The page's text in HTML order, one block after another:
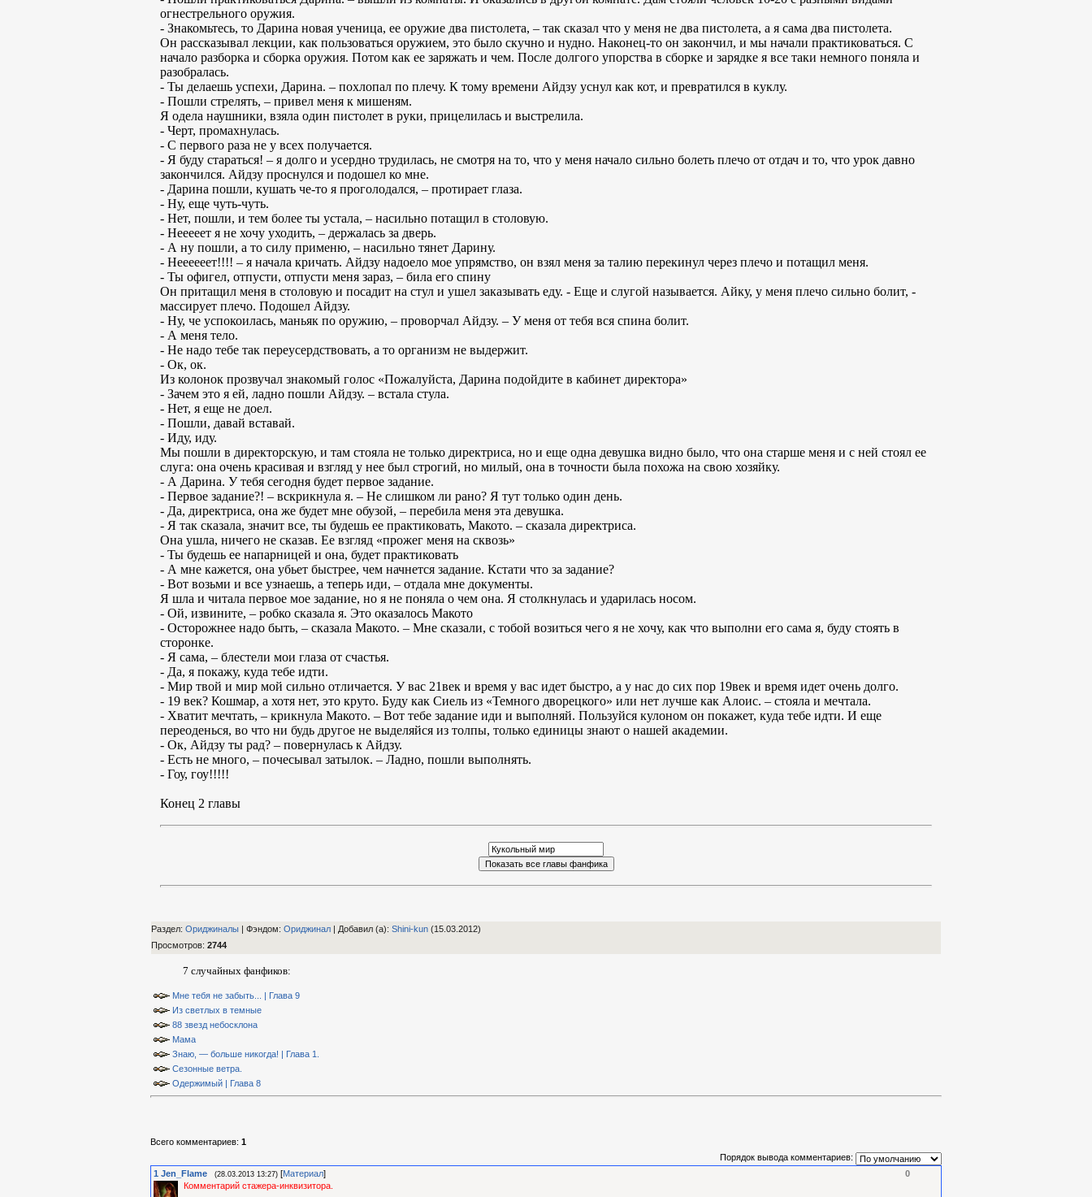
огнестрельного оружия.
- Знакомьтесь, то Дарина новая ученица, ее оружие два пистолета, – так сказал что у меня не два пистолета, а я сама два пистолета.
Он рассказывал лекции, как пользоваться оружием, это было скучно и нудно. Наконец-то он закончил, и мы начали практиковаться. С
начало разборка и сборка оружия. Потом как ее заряжать и чем. После долгого упорства в сборке и зарядке я все таки немного поняла и
разобралась.
- Ты делаешь успехи, Дарина. – похлопал по плечу. К тому времени Айдзу уснул как кот, и превратился в куклу.
- Пошли стрелять, – привел меня к мишеням.
Я одела наушники, взяла один пистолет в руки, прицелилась и выстрелила.
- Черт, промахнулась.
- С первого раза не у всех получается.
- Я буду стараться! – я долго и усердно трудилась, не смотря на то, что у меня начало сильно болеть плечо от отдач и то, что урок давно
закончился. Айдзу проснулся и подошел ко мне.
- Дарина пошли, кушать че-то я проголодался, – протирает глаза.
- Ну, еще чуть-чуть.
- Нет, пошли, и тем более ты устала, – насильно потащил в столовую.
- Нееееет я не хочу уходить, – держалась за дверь.
- А ну пошли, а то силу применю, – насильно тянет Дарину.
- Неееееет!!!! – я начала кричать. Айдзу надоело мое упрямство, он взял меня за талию перекинул через плечо и потащил меня.
- Ты офигел, отпусти, отпусти меня зараз, – била его спину
Он притащил меня в столовую и посадит на стул и ушел заказывать еду. - Еще и слугой называется. Айку, у меня плечо сильно болит, -
массирует плечо. Подошел Айдзу.
- Ну, че успокоилась, маньяк по оружию, – проворчал Айдзу. – У меня от тебя вся спина болит.
- А меня тело.
- Не надо тебе так переусердствовать, а то организм не выдержит.
- Ок, ок.
Из колонок прозвучал знакомый голос «Пожалуйста, Дарина подойдите в кабинет директора»
- Зачем это я ей, ладно пошли Айдзу. – встала стула.
- Нет, я еще не доел.
- Пошли, давай вставай.
- Иду, иду.
Мы пошли в директорскую, и там стояла не только директриса, но и еще одна девушка видно было, что она старше меня и с ней стоял ее
слуга: она очень красивая и взгляд у нее был строгий, но милый, она в точности была похожа на свою хозяйку.
- А Дарина. У тебя сегодня будет первое задание.
- Первое задание?! – вскрикнула я. – Не слишком ли рано? Я тут только один день.
- Да, директриса, она же будет мне обузой, – перебила меня эта девушка.
- Я так сказала, значит все, ты будешь ее практиковать, Макото. – сказала директриса.
Она ушла, ничего не сказав. Ее взгляд «прожег меня на сквозь»
- Ты будешь ее напарницей и она, будет практиковать
- А мне кажется, она убьет быстрее, чем начнется задание. Кстати что за задание?
- Вот возьми и все узнаешь, а теперь иди, – отдала мне документы.
Я шла и читала первое мое задание, но я не поняла о чем она. Я столкнулась и ударилась носом.
- Ой, извините, – робко сказала я. Это оказалось Макото
- Осторожнее надо быть, – сказала Макото. – Мне сказали, с тобой возиться чего я не хочу, как что выполни его сама я, буду стоять в
сторонке.
- Я сама, – блестели мои глаза от счастья.
- Да, я покажу, куда тебе идти.
- Мир твой и мир мой сильно отличается. У вас 21век и время у вас идет быстро, а у нас до сих пор 19век и время идет очень долго.
- 19 век? Кошмар, а хотя нет, это круто. Буду как Сиель из «Темного дворецкого» или нет лучше как Алоис. – стояла и мечтала.
- Хватит мечтать, – крикнула Макото. – Вот тебе задание иди и выполняй. Пользуйся кулоном он покажет, куда тебе идти. И еще
переоденься, во что ни будь другое не выделяйся из толпы, только единицы знают о нашей академии.
- Ок, Айдзу ты рад? – повернулась к Айдзу.
- Есть не много, – почесывал затылок. – Ладно, пошли выполнять.
- Гоу, гоу!!!!!
Конец 2 главы
Раздел: Ориджиналы | Фэндом: Ориджинал | Добавил (а): Shini-kun (15.03.2012)
Просмотров: 2744
7 случайных фанфиков:
Мне тебя не забыть... | Глава 9
Из светлых в темные
88 звезд небосклона
Мама
Знаю, — больше никогда! | Глава 1.
Сезонные ветра.
Одержимый | Глава 8
Всего комментариев: 1
Порядок вывода комментариев:
0
1 Jen_Flame (28.03.2013 13:27) [Материал]
Комментарий стажера-инквизитора.